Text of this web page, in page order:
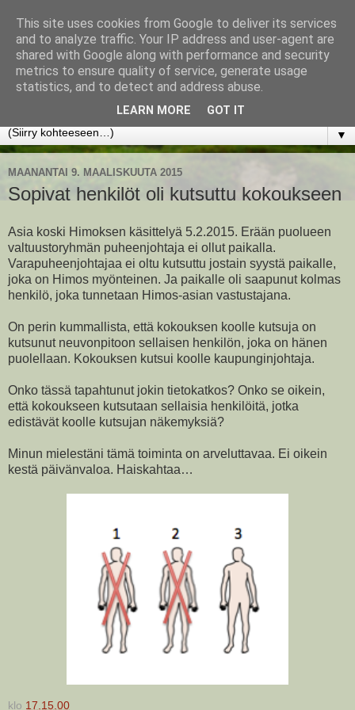
www.jyrkikokko.fi
Uusi Suunta - Jokainen hetki tarjoaa tilaisuuden muuttaa
▼
MAANANTAI 9. MAALISKUUTA 2015
Sopivat henkilöt oli kutsuttu kokoukseen
Asia koski Himoksen käsittelyä 5.2.2015. Erään puolueen
valtuustoryhmän puheenjohtaja ei ollut paikalla.
Varapuheenjohtajaa ei oltu kutsuttu jostain syystä paikalle,
joka on Himos myönteinen. Ja paikalle oli saapunut kolmas
henkilö, joka tunnetaan Himos-asian vastustajana.
On perin kummallista, että kokouksen koolle kutsuja on
kutsunut neuvonpitoon sellaisen henkilön, joka on hänen
puolellaan. Kokouksen kutsui koolle kaupunginjohtaja.
Onko tässä tapahtunut jokin tietokatkos? Onko se oikein,
että kokoukseen kutsutaan sellaisia henkilöitä, jotka
edistävät koolle kutsujan näkemyksiä?
Minun mielestäni tämä toiminta on arveluttavaa. Ei oikein
kestä päivänvaloa. Haiskahtaa…
klo 17.15.00
This site uses cookies from Google to deliver its services
and to analyze traffic. Your IP address and user-agent are
shared with Google along with performance and security
metrics to ensure quality of service, generate usage
statistics, and to detect and address abuse.
LEARN MORE GOT IT